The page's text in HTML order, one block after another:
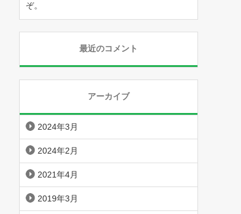
ぞ。
最近のコメント
アーカイブ
2024年3月
2024年2月
2021年4月
2019年3月